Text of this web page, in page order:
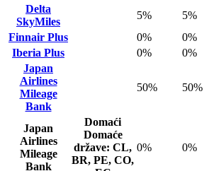
Delta
SkyMiles
5% 5%
Finnair Plus
0% 0%
Iberia Plus
0% 0%
Japan
Airlines
Mileage
Bank
50% 50%
Japan
Airlines
Mileage
Bank
Domaći
Domaće
države: CL,
BR, PE, CO,
0% 0%